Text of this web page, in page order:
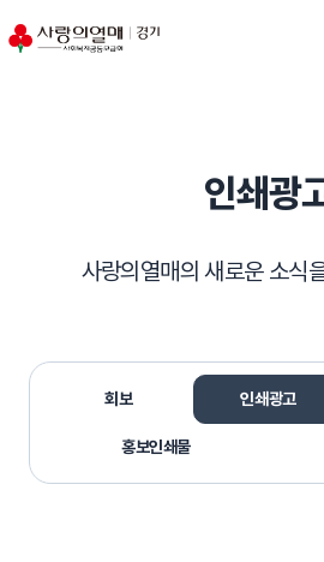
인쇄광
사랑의열매의 새로운 소식
회보 인쇄광고
홍보인쇄물